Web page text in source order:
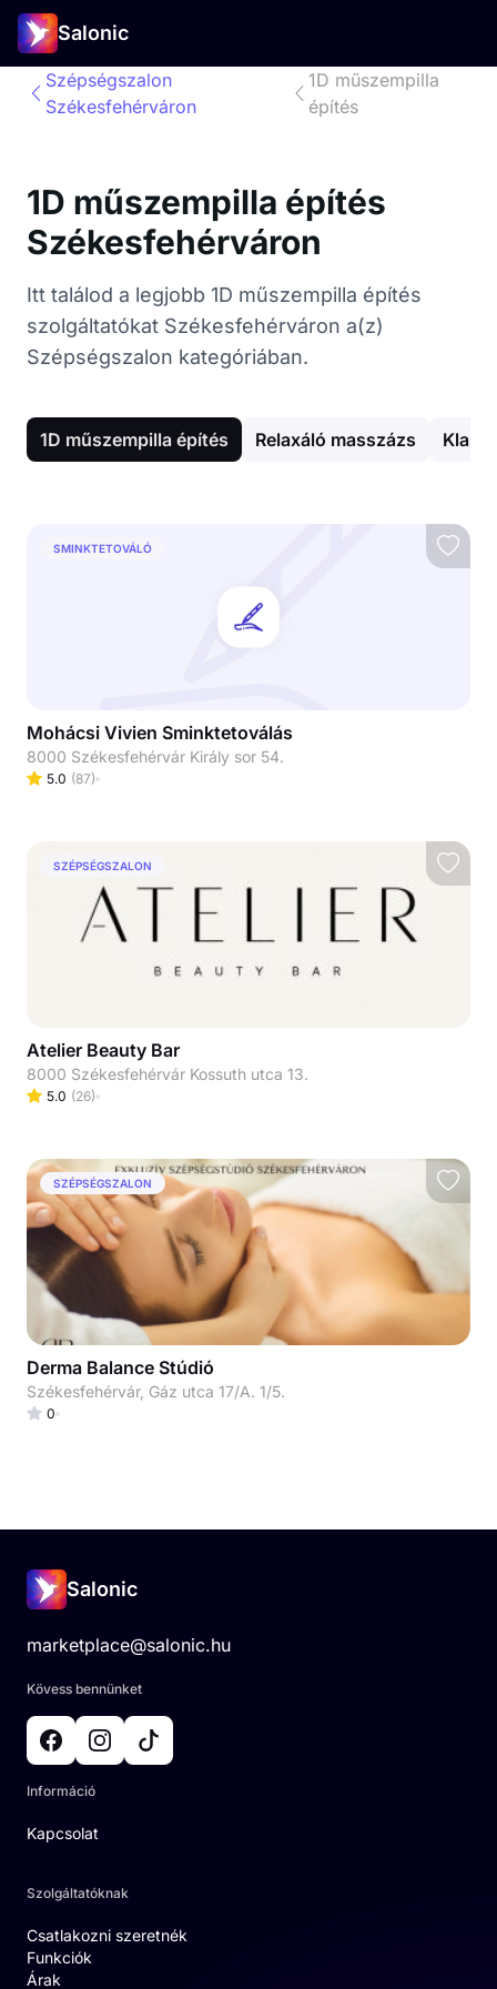
Salonic
Szépségszalon
Székesfehérváron
1D műszempilla
építés
1D műszempilla építés
Székesfehérváron
Itt találod a legjobb 1D műszempilla építés
szolgáltatókat Székesfehérváron a(z)
Szépségszalon kategóriában.
1D műszempilla építés Relaxáló masszázs
SMINKTETOVÁLÓ
Mohácsi Vivien Sminktetoválás
8000 Székesfehérvár Király sor 54.
5.0 (87)
SZÉPSÉGSZALON
Atelier Beauty Bar
8000 Székesfehérvár Kossuth utca 13.
5.0 (26)
SZÉPSÉGSZALON
Derma Balance Stúdió
Székesfehérvár, Gáz utca 17/A. 1/5.
0
Salonic
marketplace@salonic.hu
Kövess bennünket
Információ
Kapcsolat
Szolgáltatóknak
Csatlakozni szeretnék
Funkciók
Árak